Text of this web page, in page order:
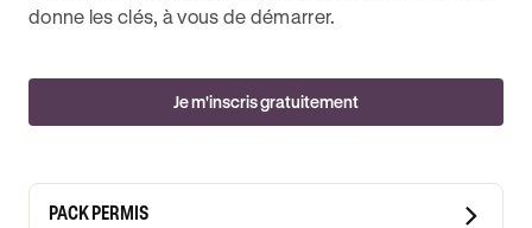
donne les clés, à vous de démarrer.
Je m'inscris gratuitement
PACK PERMIS